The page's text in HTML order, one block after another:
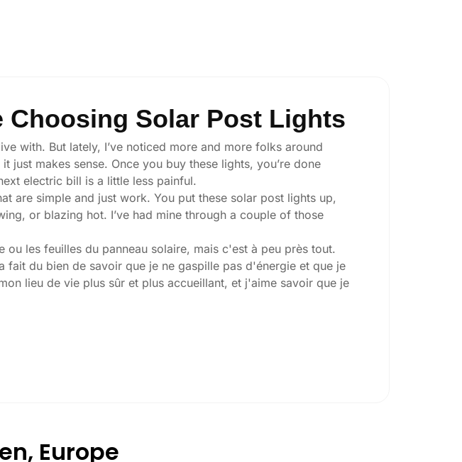
Choosing Solar Post Lights
with. But lately, I’ve noticed more and more folks around
makes sense. Once you buy these lights, you’re done
electric bill is a little less painful.
are simple and just work. You put these solar post lights up,
or blazing hot. I’ve had mine through a couple of those
les feuilles du panneau solaire, mais c'est à peu près tout.
fait du bien de savoir que je ne gaspille pas d'énergie et que je
lieu de vie plus sûr et plus accueillant, et j'aime savoir que je
à mes amis et à mes voisins lorsqu'ils me posent la question
Europe